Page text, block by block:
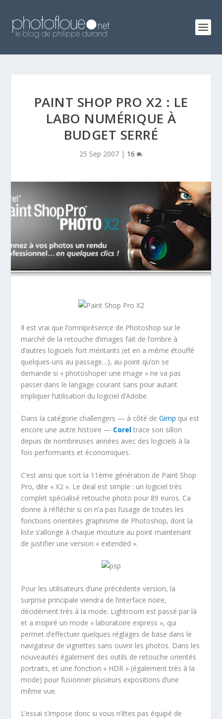
PAINT SHOP PRO X2 : LE
LABO NUMÉRIQUE À
BUDGET SERRÉ
25 Sep 2007 | 16
Il est vrai que l’omniprésence de Photoshop sur le
marché de la retouche d’images fait de l’ombre à
d’autres logiciels fort méritants (et en a même étouffé
quelques-uns au passage…), au point qu’on se
demande si « photoshoper une image » ne va pas
passer dans le langage courant sans pour autant
impliquer l’utilisation du logiciel d’Adobe.
Dans la catégorie challengers — à côté deGimp qui est
encore une autre histoire — Corel trace son sillon
depuis de nombreuses années avec des logiciels à la
fois performants et économiques.
C’est ainsi que sort la 11ème génération de Paint Shop
Pro, dite « X2 ». Le deal est simple : un logiciel très
complet spécialisé retouche photo pour 89 euros. Ca
donne à réfléchir si on n’a pas l’usage de toutes les
fonctions orientées graphisme de Photoshop, dont la
liste s’allonge à chaque mouture au point maintenant
de justifier une version « extended ».
Pour les utilisateurs d’une précédente version, la
surprise principale viendra de l’interface noire,
décidément très à la mode. Lightroom est passé par là
et a insipiré un mode « laboratoire express », qui
permet d’effectuer quelques réglages de base dans le
navigateur de vignettes sans ouvrir les photos. Dans les
nouveautés également des outils de retouche orientés
portraits, et une fonction « HDR » (également très à la
mode) pour fusionner plusieurs expositions d’une
même vue.
L’essai s’impose donc si vous n’êtes pas équipé de